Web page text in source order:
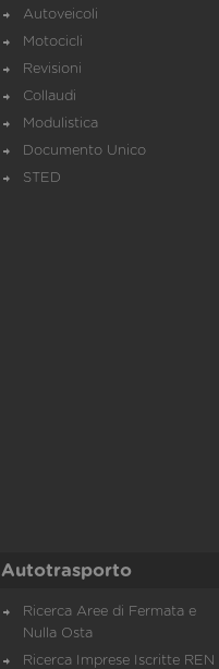
Autoveicoli
Motocicli
Revisioni
Collaudi
Modulistica
Documento Unico
STED
Autotrasporto
Ricerca Aree di Fermata e
Nulla Osta
Ricerca Imprese Iscritte REN